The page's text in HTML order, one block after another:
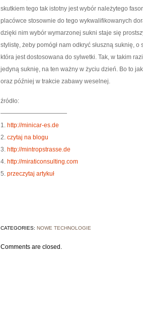
skutkiem tego tak istotny jest wybór należytego
placówce stosownie do tego wykwalifikowanych
dzięki nim wybór wymarzonej sukni staje się
stylistę, żeby pomógł nam odkryć słuszną suknię,
która jest dostosowana do sylwetki. Tak, w takim
jedyną suknię, na ten ważny w życiu dzień. Bo to
oraz później w trakcie zabawy weselnej.
źródło:
———————————
1. http://minicar-es.de
2. czytaj na blogu
3. http://mintropstrasse.de
4. http://miraticonsulting.com
5. przeczytaj artykuł
CATEGORIES: NOWE TECHNOLOGIE
Comments are closed.